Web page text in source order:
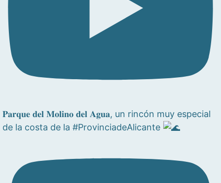
𝐏𝐚𝐫𝐪𝐮𝐞 𝐝𝐞𝐥 𝐌𝐨𝐥𝐢𝐧𝐨 𝐝𝐞𝐥 𝐀𝐠𝐮𝐚, un rincón muy especial
de la costa de la #ProvinciadeAlicante